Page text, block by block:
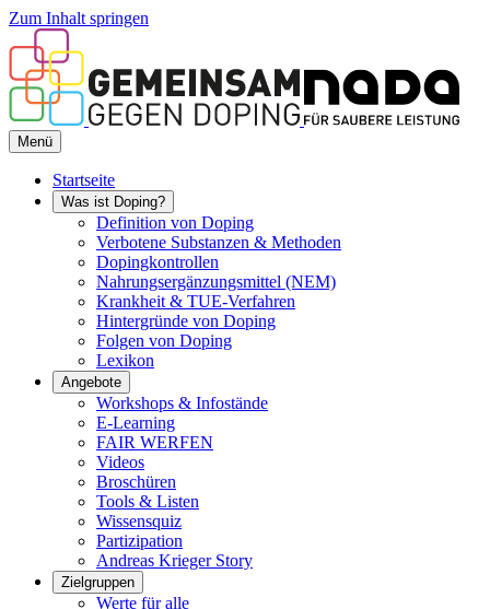
Zum Inhalt springen
Menü
Startseite
Was ist Doping?
Definition von Doping
Verbotene Substanzen & Methoden
Dopingkontrollen
Nahrungsergänzungsmittel (NEM)
Krankheit & TUE-Verfahren
Hintergründe von Doping
Folgen von Doping
Lexikon
Angebote
Workshops & Infostände
E-Learning
FAIR WERFEN
Videos
Broschüren
Tools & Listen
Wissensquiz
Partizipation
Andreas Krieger Story
Zielgruppen
Werte für alle